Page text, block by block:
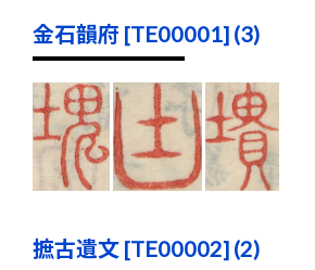
金石韻府 [TE00001] (3)
摭古遺文 [TE00002] (2)